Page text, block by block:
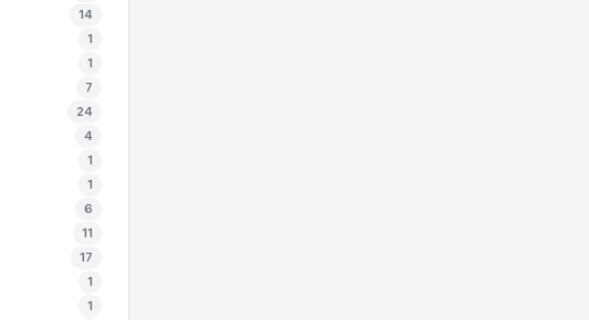
14
1
1
7
24
4
1
1
6
11
17
1
1